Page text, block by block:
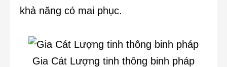
khả năng có mai phục.
Gia Cát Lượng tinh thông binh pháp